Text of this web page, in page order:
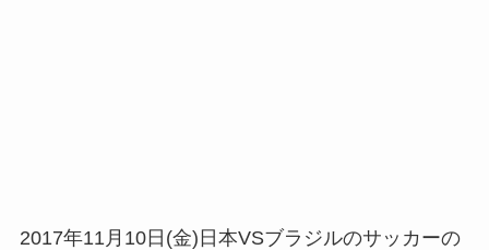
2017年11月10日(金)日本VSブラジルのサッカーの